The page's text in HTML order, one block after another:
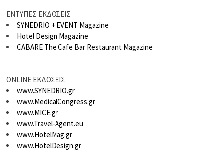
ΕΝΤΥΠΕΣ ΕΚΔΟΣΕΙΣ
SYNEDRIO + EVENT Magazine
Hotel Design Magazine
CABARE The Cafe Bar Restaurant Magazine
ONLINE ΕΚΔΟΣΕΙΣ
www.SYNEDRIO.gr
www.MedicalCongress.gr
www.MICE.gr
www.Travel-Agent.eu
www.HotelMag.gr
www.HotelDesign.gr